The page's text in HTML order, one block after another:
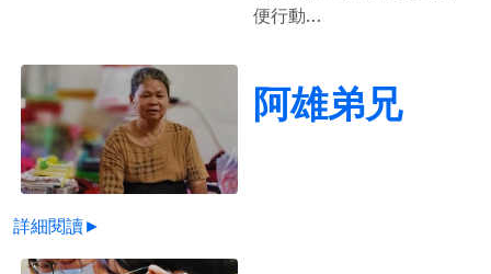
便行動…
詳細閱讀►
阿雄弟兄